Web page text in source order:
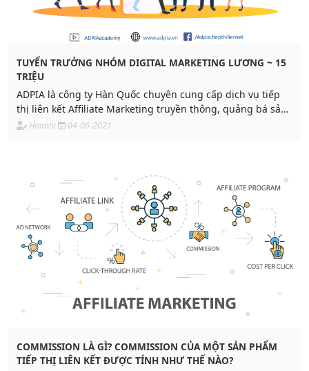
TUYỂN TRƯỞNG NHÓM DIGITAL MARKETING LƯƠNG ~ 15
TRIỆU
ADPIA là công ty Hàn Quốc chuyên cung cấp dịch vụ tiếp
thị liên kết Affiliate Marketing truyền thông, quảng bá sản
phẩm, tăng doanh số bán hàng cho đối tác. Kênh kiếm tiền
Hoantv 04-06-2021
COMMISSION LÀ GÌ? COMMISSION CỦA MỘT SẢN PHẨM
TIẾP THỊ LIÊN KẾT ĐƯỢC TÍNH NHƯ THẾ NÀO?